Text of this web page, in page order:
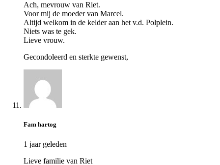
Ach, mevrouw van Riet.
Voor mij de moeder van Marcel.
Altijd welkom in de kelder aan het v.d. Polplein.
Niets was te gek.
Lieve vrouw.
Gecondoleerd en sterkte gewenst,
Fam hartog
1 jaar geleden
Lieve familie van Riet